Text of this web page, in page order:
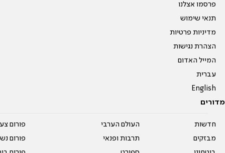
פרסמו אצלנו
תנאי שימוש
מדיניות פרטיות
הצהרת נגישות
המייל האדום
עברית
English
מדורים
חדשות
מבזקים
העולם הערבי
תרבות ופנאי
פורום
פורום